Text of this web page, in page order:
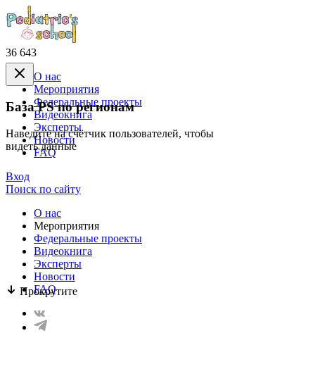
36 643
База PS по регионам
Наведите на счётчик пользователей, чтобы
видеть данные
Прокрутите
О нас
Mероприятия
Федеральные проекты
Видеокнига
Эксперты
Новости
FAQ
Вход
Поиск по сайту
О нас
Mероприятия
Федеральные проекты
Видеокнига
Эксперты
Новости
FAQ